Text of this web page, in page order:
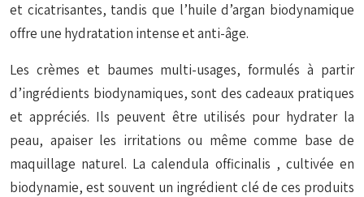
et cicatrisantes, tandis que l’huile d’argan biodynamique
offre une hydratation intense et anti-âge.
Les crèmes et baumes multi-usages, formulés à partir
d’ingrédients biodynamiques, sont des cadeaux pratiques
et appréciés. Ils peuvent être utilisés pour hydrater la
peau, apaiser les irritations ou même comme base de
maquillage naturel. Lacalendula officinalis , cultivée en
biodynamie, est souvent un ingrédient clé de ces produits